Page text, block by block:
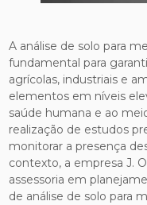
A análise de solo para
fundamental para
agrícolas, industriais e
elementos em níveis
saúde humana e ao
realização de estudos
monitorar a presença
contexto, a empresa J.
assessoria em
de análise de solo para